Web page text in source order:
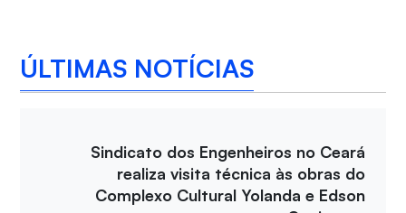
ÚLTIMAS NOTÍCIAS
Sindicato dos Engenheiros no Ceará
realiza visita técnica às obras do
Complexo Cultural Yolanda e Edson